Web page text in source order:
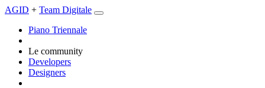
AGID + Team Digitale
Piano Triennale
Le community
Developers
Designers